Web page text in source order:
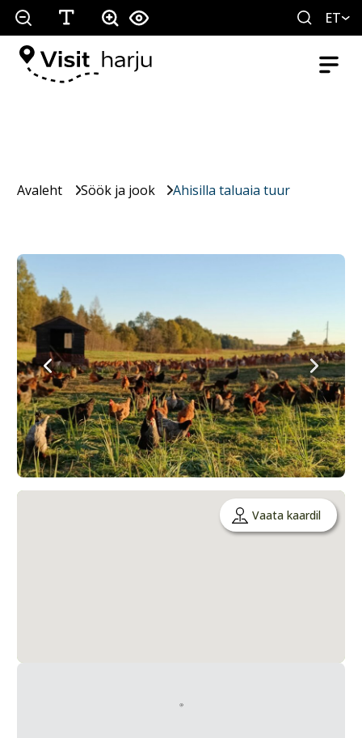
ET
Avaleht Söök ja jook Ahisilla taluaia tuur
Vaata kaardil